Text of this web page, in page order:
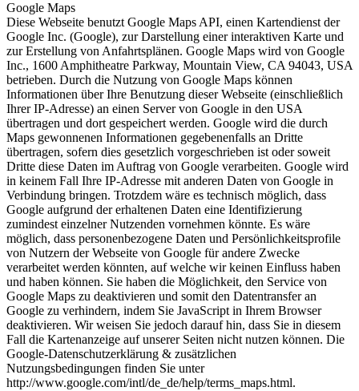
Google Maps
Diese Webseite benutzt Google Maps API, einen Kartendienst der
Google Inc. (Google), zur Darstellung einer interaktiven Karte und
zur Erstellung von Anfahrtsplänen. Google Maps wird von Google
Inc., 1600 Amphitheatre Parkway, Mountain View, CA 94043, USA
betrieben. Durch die Nutzung von Google Maps können
Informationen über Ihre Benutzung dieser Webseite (einschließlich
Ihrer IP-Adresse) an einen Server von Google in den USA
übertragen und dort gespeichert werden. Google wird die durch
Maps gewonnenen Informationen gegebenenfalls an Dritte
übertragen, sofern dies gesetzlich vorgeschrieben ist oder soweit
Dritte diese Daten im Auftrag von Google verarbeiten. Google wird
in keinem Fall Ihre IP-Adresse mit anderen Daten von Google in
Verbindung bringen. Trotzdem wäre es technisch möglich, dass
Google aufgrund der erhaltenen Daten eine Identifizierung
zumindest einzelner Nutzenden vornehmen könnte. Es wäre
möglich, dass personenbezogene Daten und Persönlichkeitsprofile
von Nutzern der Webseite von Google für andere Zwecke
verarbeitet werden könnten, auf welche wir keinen Einfluss haben
und haben können. Sie haben die Möglichkeit, den Service von
Google Maps zu deaktivieren und somit den Datentransfer an
Google zu verhindern, indem Sie JavaScript in Ihrem Browser
deaktivieren. Wir weisen Sie jedoch darauf hin, dass Sie in diesem
Fall die Kartenanzeige auf unserer Seiten nicht nutzen können. Die
Google-Datenschutzerklärung & zusätzlichen
Nutzungsbedingungen finden Sie unter
http://www.google.com/intl/de_de/help/terms_maps.html.